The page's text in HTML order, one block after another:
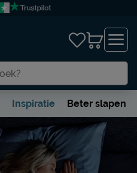
Inspiratie Beter slapen